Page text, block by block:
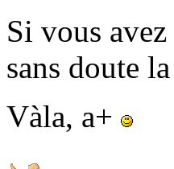
Si vous
sans doute
Vàla, a+